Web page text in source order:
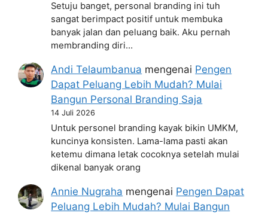
Setuju banget, personal branding ini tuh
sangat berimpact positif untuk membuka
banyak jalan dan peluang baik. Aku pernah
membranding diri…
Andi Telaumbanua mengenai Pengen
Dapat Peluang Lebih Mudah? Mulai
Bangun Personal Branding Saja
14 Juli 2026
Untuk personel branding kayak bikin UMKM,
kuncinya konsisten. Lama-lama pasti akan
ketemu dimana letak cocoknya setelah mulai
dikenal banyak orang
Annie Nugraha mengenai Pengen Dapat
Peluang Lebih Mudah? Mulai Bangun